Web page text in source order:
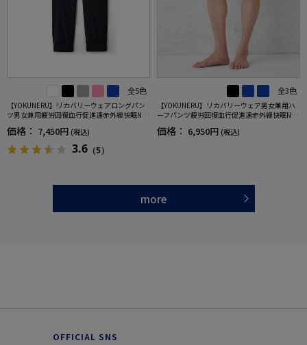
全5色
【YOKUNERU】リカバリーウェアロングパン
ツ男女兼用疲労回復血行促進遠赤外線快眠NA
NOMIX(R)【一般医療機器】SS～LLサイズ
価格： 7,450円 (税込)
3.6 （5）
全3色
【YOKUNERU】リカバリーウェア男女兼用ハ
ーフパンツ疲労回復血行促進遠赤外線快眠NA
NOMIX(R)【一般医療機器】SS～LLサイズ
価格： 6,950円 (税込)
more
OFFICIAL SNS